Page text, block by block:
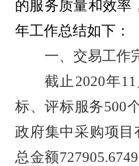
的服务质量和效率
年工作总结如下：
一、交易工作
截止2020年
标、评标服务500
政府集中采购项目
总金额